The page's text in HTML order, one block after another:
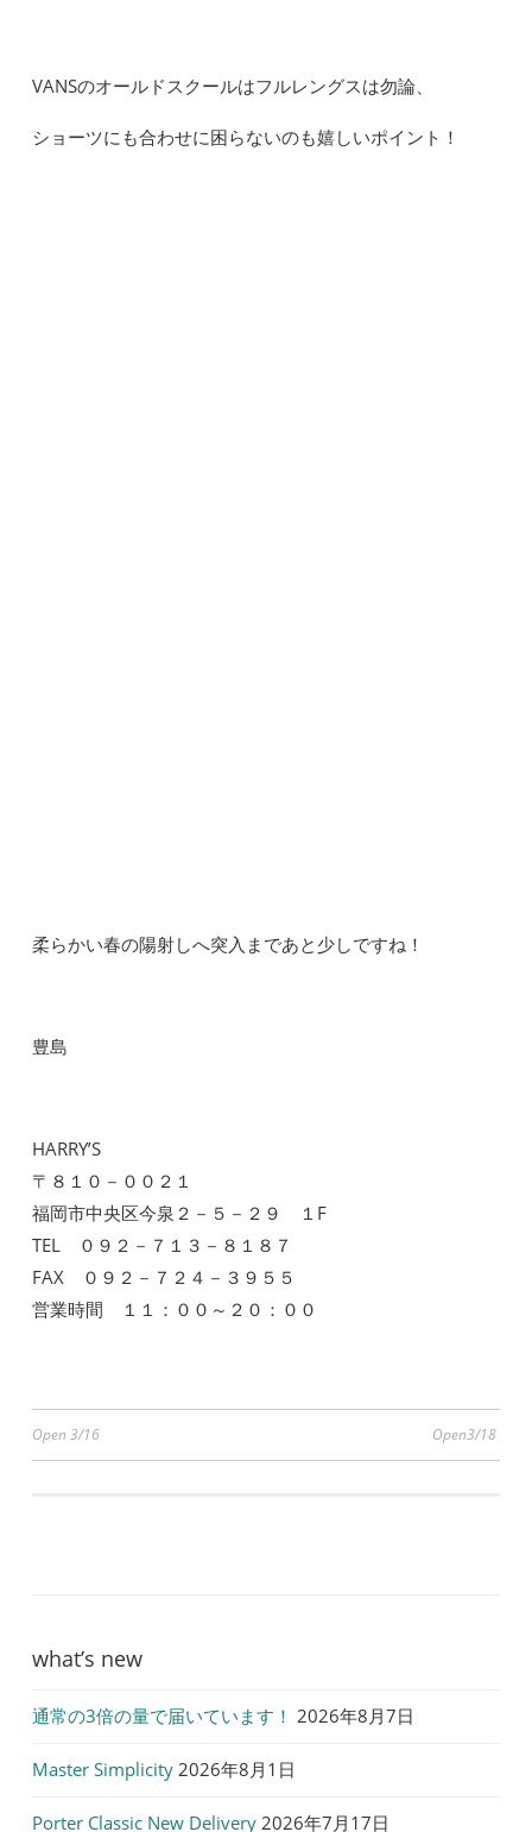
VANSのオールドスクールはフルレングスは勿論、
ショーツにも合わせに困らないのも嬉しいポイント！
柔らかい春の陽射しへ突入まであと少しですね！
豊島
HARRY’S
〒８１０－００２１
福岡市中央区今泉２－５－２９ １F
TEL ０９２－７１３－８１８７
FAX ０９２－７２４－３９５５
営業時間 １１：００～２０：００
投
シ
ン
Open 3/16 Open3/18
what’s new
通常の3倍の量で届いています！ 2026年8月7日
Master Simplicity 2026年8月1日
Porter Classic New Delivery 2026年7月17日